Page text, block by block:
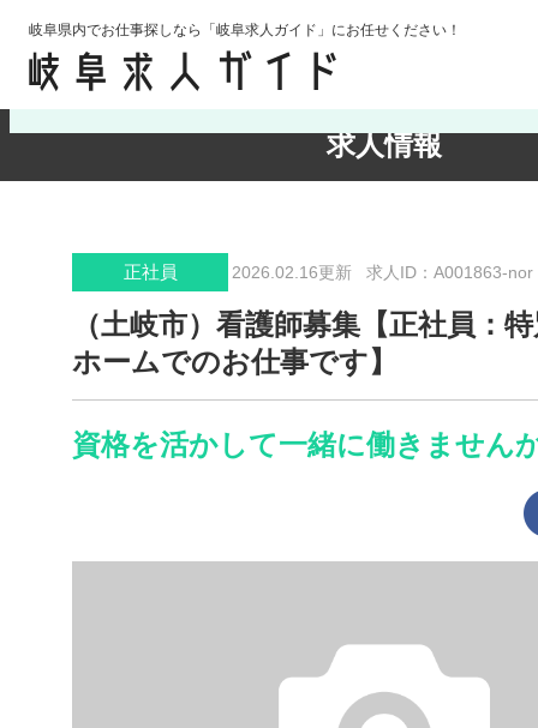
岐阜県内でお仕事探しなら「岐阜求人ガイド」にお任せください！
求人情報
検索条件の確認・変更
正社員 2026.02.16更新 求人ID：A001863-nor
（土岐市）看護師募集【正社員：
ホームでのお仕事です】
資格を活かして一緒に働きません